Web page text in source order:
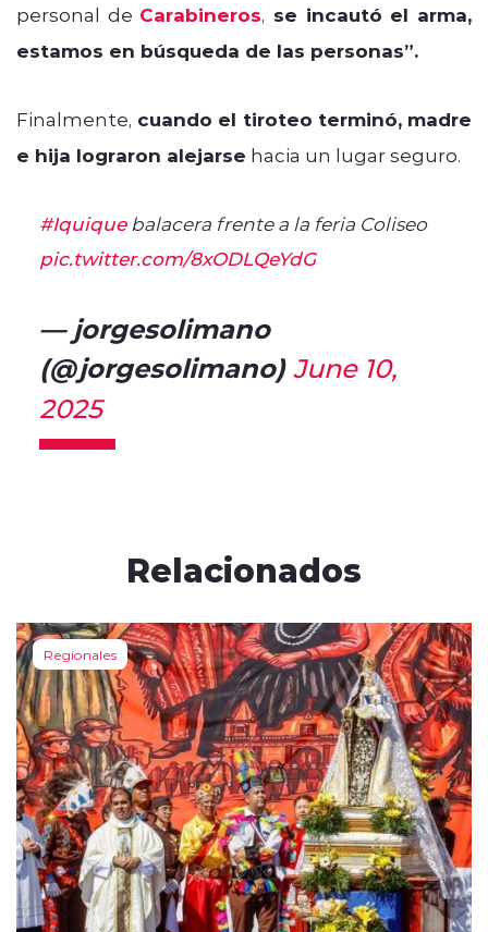
personal de Carabineros, se incautó el arma,
estamos en búsqueda de las personas”.
Finalmente, cuando el tiroteo terminó, madre
e hija lograron alejarse hacia un lugar seguro.
#Iquiquebalacera frente a la feria Coliseo
pic.twitter.com/8xODLQeYdG
— jorgesolimano
(@jorgesolimano)June 10,
2025
Relacionados
Regionales